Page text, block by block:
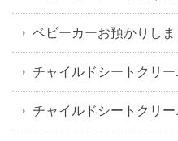
ベビーカーお預かりしま
チャイルドシートクリ
チャイルドシートクリ